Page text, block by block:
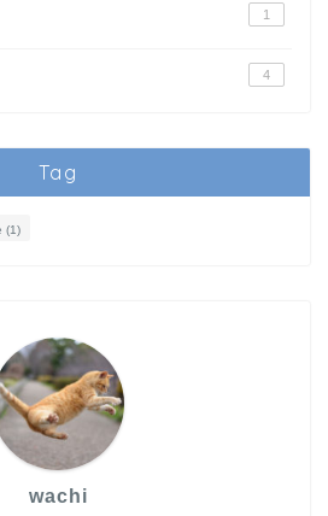
1
4
Tag
(1)
wachi